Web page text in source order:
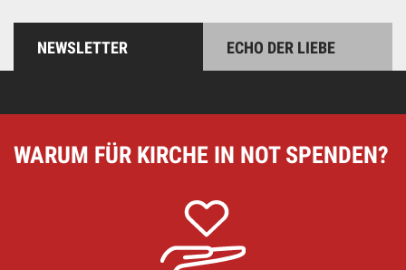
NEWSLETTER ECHO DER LIEBE
WARUM FÜR KIRCHE IN NOT SPENDEN?